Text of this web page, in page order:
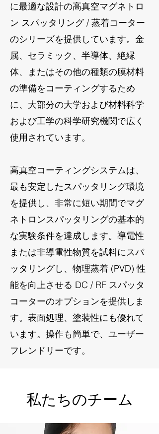
に最適な設計の高真空マグネトロ
ン スパッタリング / 蒸着コーター
のシリーズを提供しています。金
属、セラミック、半導体、絶縁
体、またはその他の種類の膜材料
の準備をコーティングするため
に、大部分の大学および材料科学
および工学の科学研究機関で広く
使用されています。
高真空コーティングシステムは、
最も安定したスパッタリング環境
を提供し、非常に短い期間でマグ
ネトロンスパッタリングの基本的
な実験条件を達成します。導電性
または非導電性物質を試料にスパ
ッタリングし、物理蒸着 (PVD) 性
能を向上させる DC / RF スパッタ
コーターのオプションを提供しま
す。表面処理、塗装性にも優れて
います。操作も簡単で、ユーザー
フレンドリーです。
私たちのチーム